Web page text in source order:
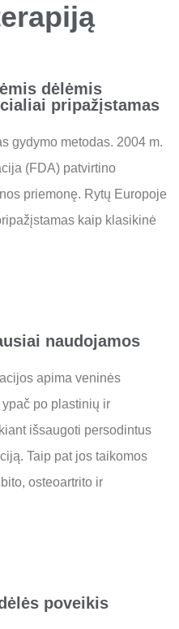
dėlėmis
pripažįstamas
gydymo metodas. 2004 m.
(FDA) patvirtino
priemonę. Rytų Europoje
kaip klasikinė
naudojamos
apima veninės
po plastinių ir
išsaugoti persodintus
Taip pat jos taikomos
osteoartrito ir
poveikis